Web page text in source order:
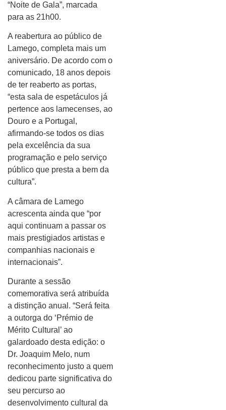
“Noite de Gala”, marcada
para as 21h00.
A reabertura ao público de
Lamego, completa mais um
aniversário. De acordo com o
comunicado, 18 anos depois
de ter reaberto as portas,
“esta sala de espetáculos já
pertence aos lamecenses, ao
Douro e a Portugal,
afirmando-se todos os dias
pela excelência da sua
programação e pelo serviço
público que presta a bem da
cultura”.
A câmara de Lamego
acrescenta ainda que “por
aqui continuam a passar os
mais prestigiados artistas e
companhias nacionais e
internacionais”.
Durante a sessão
comemorativa será atribuída
a distinção anual. “Será feita
a outorga do ‘Prémio de
Mérito Cultural’ ao
galardoado desta edição: o
Dr. Joaquim Melo, num
reconhecimento justo a quem
dedicou parte significativa do
seu percurso ao
desenvolvimento cultural da